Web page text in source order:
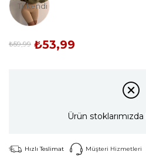
Tükendi
₺59,99 ₺53,99
Ürün stoklarımızda
Hızlı Teslimat Müşteri Hizmetleri